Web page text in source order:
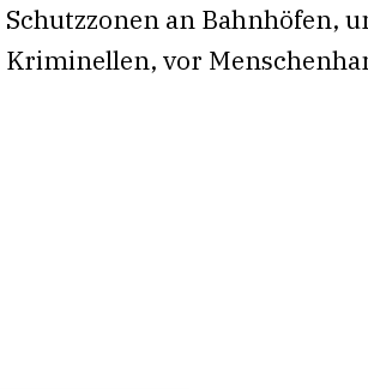
Schutzzonen an Bahnhöfen,
Kriminellen, vor